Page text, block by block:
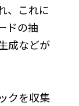
、これに
ドの抽
成などが
クを収集